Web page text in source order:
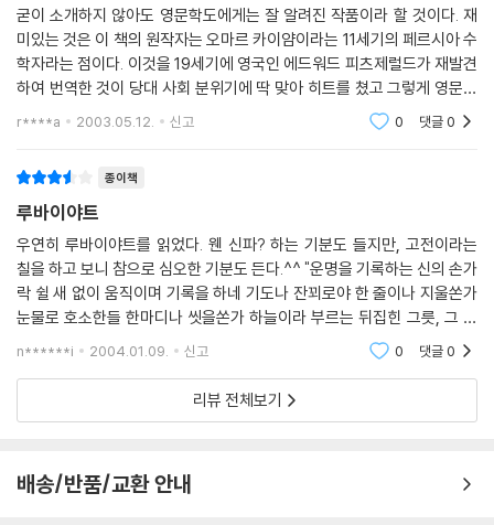
3
꼬끼오, 닭이 울자 주막 앞에서
사람들이 외치는 소리, 「문을 열어라.
우리들이 머물 시간 짧디 짧고
--- p.12
굳이 소개하지 않아도 영문학도에게는 잘 알려진 작품이라 할 것이다. 재
미있는 것은 이 책의 원작자는 오마르 카이얌이라는 11세기의 페르시아 수
학자라는 점이다. 이것을 19세기에 영국인 에드워드 피츠제럴드가 재발견
하여 번역한 것이 당대 사회 분위기에 딱 맞아 히트를 쳤고 그렇게 영문학
사에 있어 고전이 되어버렸다는 사실이다. 피츠제럴드가 원전에 충실해 번
r****a 2003.05.12. 신고 0 댓글0
종이책
루바이야트
우연히 루바이야트를 읽었다. 웬 신파? 하는 기분도 들지만, 고전이라는
칠을 하고 보니 참으로 심오한 기분도 든다.^^ "운명을 기록하는 신의 손가
락 쉴 새 없이 움직이며 기록을 하네 기도나 잔꾀로야 한 줄이나 지울쏜가
눈물로 호소한들 한마디나 씻을쏜가 하늘이라 부르는 뒤집힌 그릇, 그 아
래 갇혀서 살다 죽는 인생인데 손을 들어 하늘에 구원을 찾지 마라 어차피
n******i 2004.01.09. 신고 0 댓글0
리뷰 전체보기
배송/반품/교환 안내